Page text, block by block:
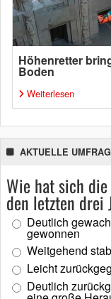
Höhenretter
Boden
Weiterlesen
AKTUELLE
Wie hat sich
den letzten drei
Deutlich
gewonnen
Weitgehend
Leicht
Deutlich